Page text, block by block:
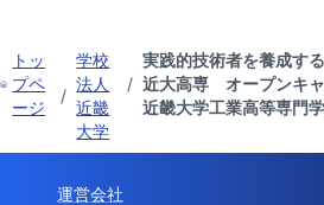
トッ
プペ
ージ
/
学校
法人
近畿
大学
/
実践的技術者を養成す
近大高専 オープンキ
近畿大学工業高等専門
運営会社